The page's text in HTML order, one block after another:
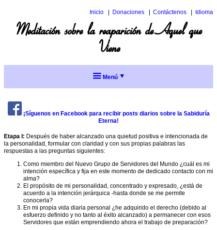
Inicio Donaciones Contáctenos
Idioma
Italiano
Meditación sobre la reaparición de Aquel que
Viene
Menú
grupo de
La
meditación
como
servicio
Secuencia
para
servicio
meditación
Temas
actuales
Temas
actuales
para
reflexionar
Menú
completo
¡Síguenos en Facebook para recibir posts diarios sobre la Sabiduría
Eterna!
Etapa I: Después de haber alcanzado una quietud positiva e intencionada de
la personalidad, formular con claridad y con sus propias palabras las
respuestas a las preguntas siguientes:
Como miembro del Nuevo Grupo de Servidores del Mundo ¿cuál es mi
intención específica y fija en este momento de dedicado contacto con mi
alma?
El propósito de mi personalidad, concentrado y expresado, ¿está de
acuerdo a la intención jerárquica -hasta donde se me permite
conocerla?
En mi propia vida diaria personal ¿he adquirido el derecho (debido al
esfuerzo definido y no tanto al éxito alcanzado) a permanecer con esos
Servidores que están emprendiendo ahora el trabajo de preparación?